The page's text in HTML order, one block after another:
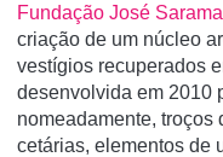
Fundação José
criação de um núcleo
vestígios recuperados
desenvolvida em 2010
nomeadamente, troços
cetárias, elementos de